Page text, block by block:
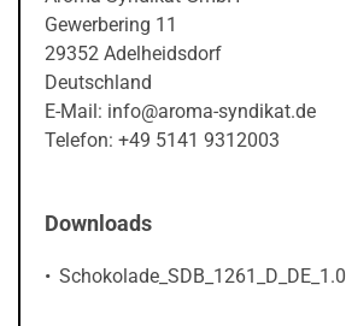
Gewerbering 11
29352 Adelheidsdorf
Deutschland
E-Mail: info@aroma-syndikat.de
Telefon: +49 5141 9312003
Downloads
Schokolade_SDB_1261_D_DE_1.0